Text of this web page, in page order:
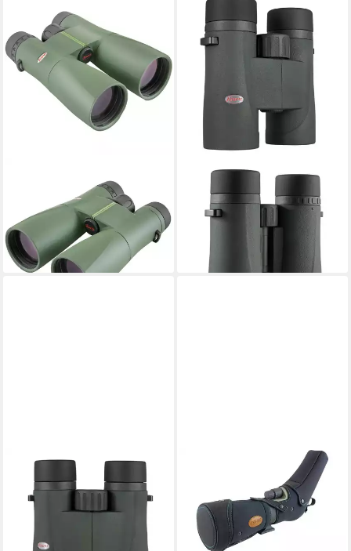
Kowa Fernglas SV II 12x50
Fernglas
440,97 €
15,82 €
mtl. in 36 Raten
lieferbar - in 3-4 Werktagen bei dir
KOWA
Kowa Fernglas SVIII 8x32
Fernglas
lieferbar - in 3-4 Werktagen bei dir
C-88A-N, Neoprentasche für
TSN-88A Schrägeinblick
Fernglas
229,00 €